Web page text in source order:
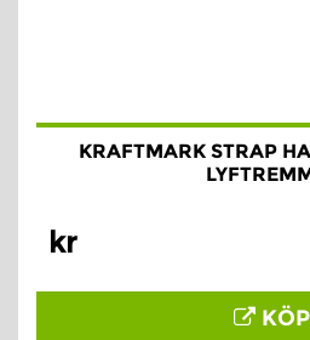
KRAFTMARK STRAP
kr
KÖP